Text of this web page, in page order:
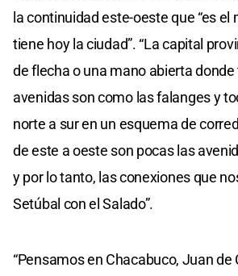
la continuidad este-oeste que “es el
tiene hoy la ciudad”. “La capital
de flecha o una mano abierta
avenidas son como las falanges y
norte a sur en un esquema de
de este a oeste son pocas las
y por lo tanto, las conexiones que
Setúbal con el Salado”.
“Pensamos en Chacabuco, Juan de